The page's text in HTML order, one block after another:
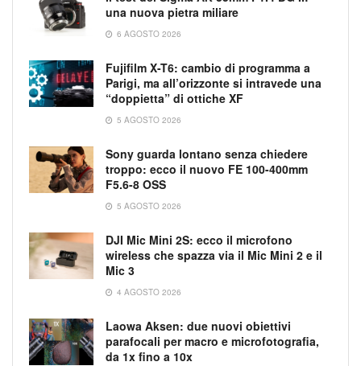
una nuova pietra miliare
6 AGOSTO 2026
Fujifilm X-T6: cambio di programma a
Parigi, ma all’orizzonte si intravede una
“doppietta” di ottiche XF
5 AGOSTO 2026
Sony guarda lontano senza chiedere
troppo: ecco il nuovo FE 100-400mm
F5.6-8 OSS
5 AGOSTO 2026
DJI Mic Mini 2S: ecco il microfono
wireless che spazza via il Mic Mini 2 e il
Mic 3
4 AGOSTO 2026
Laowa Aksen: due nuovi obiettivi
parafocali per macro e microfotografia,
da 1x fino a 10x